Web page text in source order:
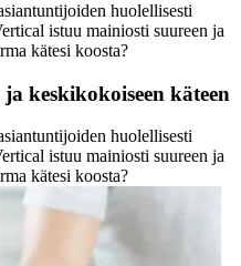
huolellisesti
istuu mainiosti suureen ja
kätesi koosta?
keskikokoiseen käteen
huolellisesti
istuu mainiosti suureen ja
kätesi koosta?